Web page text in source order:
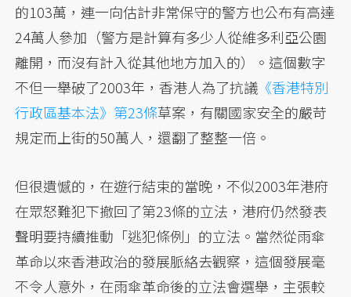
的103萬，連一向估計非常保守的警方也公布有高達
24萬人參加（警方是計算有多少人從維多利亞公園
離開，而沒有計入從其他地方加入的）。這個數字
不但一舉破了2003年，香港人為了抗議 《香港特別
行政區基本法》第23條草案，有關國家安全的嚴苛
規定而上街的50萬人，還翻了整整一倍。
但很遺憾的，在遊行結束的當晚，不似2003年港府
在眾怒難犯下撤回了第23條的立法，港府仍然發表
聲明要持續推動「逃犯條例」的立法。當然從雨傘
革命以來香港政治的發展脈絡去觀察，這個發展毫
不令人意外，在雨傘革命後的立法會選舉，主張較